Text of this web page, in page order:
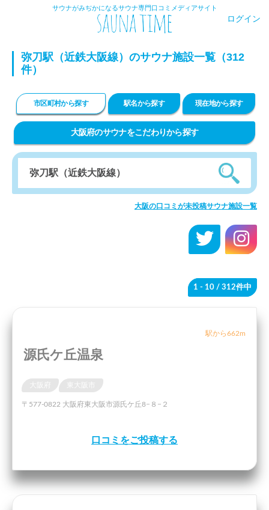
サウナがみぢかになるサウナ専門口コミメディアサイト
ログイン
弥刀駅（近鉄大阪線）のサウナ施設一覧（312
件）
市区町村から探す 駅名から探す 現在地から探す
大阪府のサウナをこだわりから探す
大阪の口コミが未投稿サウナ施設一覧
1 - 10 / 312件中
駅から662m
源氏ケ丘温泉
〒577-0822 大阪府東大阪市源氏ケ丘8−８−２
口コミをご投稿する